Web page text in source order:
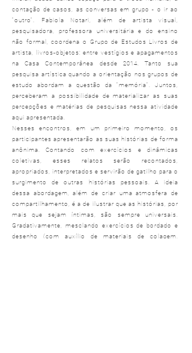
contação de casos, as conversas em grupo - o ir ao
"outro". Fabiola Notari, além de artista visual,
pesquisadora, professora universitária e do ensino
não formal, coordena o Grupo de Estudos Livros de
artista, livros-objetos: entre vestígios e apagamentos
na Casa Contemporânea desde 2014. Tanto sua
pesquisa artística quando a orientação nos grupos de
estudo abordam a questão da "memória". Juntos,
perceberam a possibilidade de materializar as suas
percepções e matérias de pesquisas nessa atividade
aqui apresentada.
Nesses encontros, em um primeiro momento, os
participantes apresentarão as suas histórias de forma
anônima. Contando com exercícios e dinâmicas
coletivas, esses relatos serão recontados,
apropriados, interpretados e servirão de gatilho para o
surgimento de outras histórias pessoais. A ideia
dessa abordagem, além de criar uma atmosfera de
compartilhamento, é a de ilustrar que as histórias, por
mais que sejam íntimas, são sempre universais.
Gradativamente, mesclando exercícios de bordado e
desenho (com auxílio de materiais de colagem,